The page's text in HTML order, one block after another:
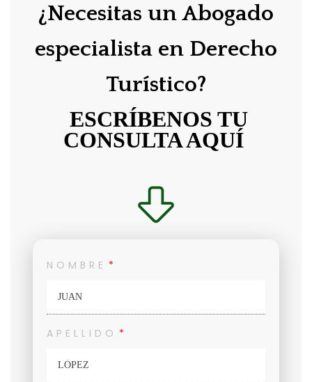
¿Necesitas un Abogado
especialista en Derecho
Turístico?
ESCRÍBENOS TU
CONSULTA AQUÍ
NOMBRE
APELLIDO